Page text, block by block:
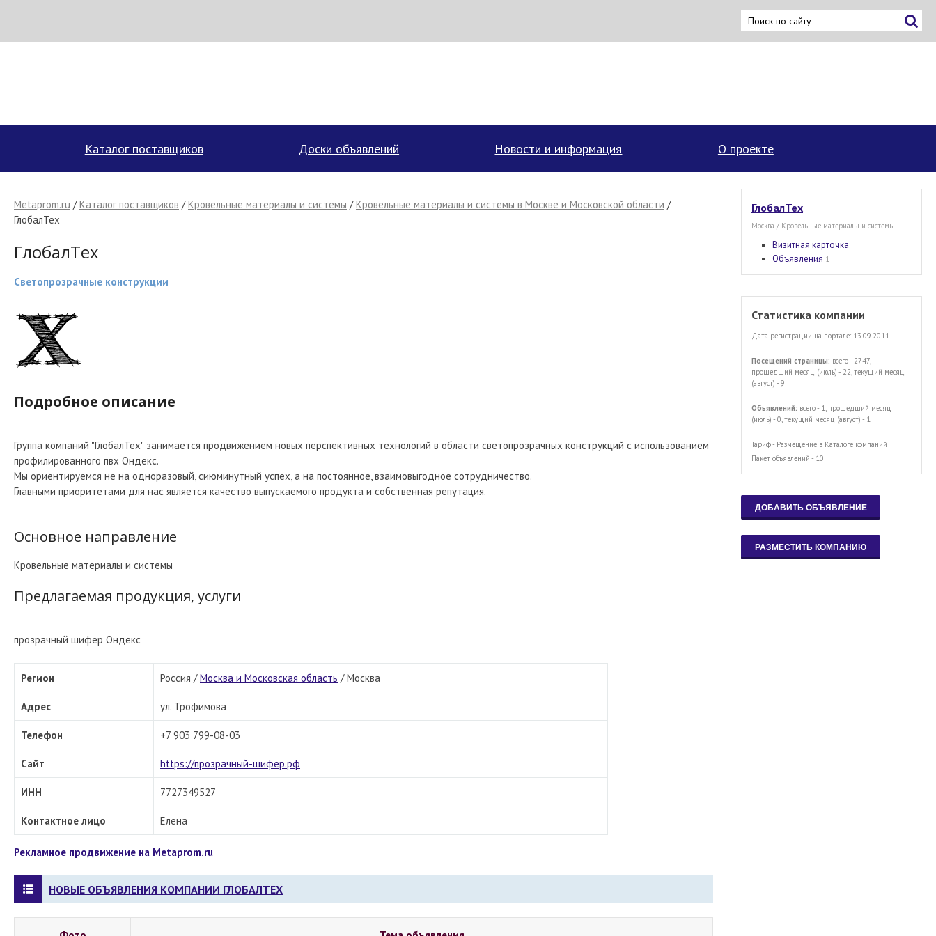
Каталог поставщиков Доски объявлений Новости и информация О проекте
Написать поставщику
Metaprom.ru /Каталог поставщиков /Кровельные материалы и системы /Кровельные материалы и системы в Москве и Московской области /
ГлобалТех
ГлобалТех
Светопрозрачные конструкции
Подробное описание
Группа компаний "ГлобалТех" занимается продвижением новых перспективных технологий в области светопрозрачных конструкций с использованием
профилированного пвх Ондекс.
Мы ориентируемся не на одноразовый, сиюминутный успех, а на постоянное, взаимовыгодное сотрудничество.
Главными приоритетами для нас является качество выпускаемого продукта и собственная репутация.
Основное направление
Кровельные материалы и системы
Предлагаемая продукция, услуги
прозрачный шифер Ондекс
Регион Россия /Москва и Московская область /Москва
Адрес ул. Трофимова
Телефон +7 903 799-08-03
Сайт https://прозрачный-шифер.рф
ИНН 7727349527
Контактное лицо Елена
Рекламное продвижение на Metaprom.ru
НОВЫЕ ОБЪЯВЛЕНИЯ КОМПАНИИ ГЛОБАЛТЕХ
ГлобалТех
Москва / Кровельные материалы и системы
Визитная карточка
Объявления 1
Статистика компании
Дата регистрации на портале: 13.09.2011
Посещений страницы: всего - 2747,
прошедший месяц (июль) - 22, текущий месяц
(август) - 9
Объявлений: всего - 1, прошедший месяц
(июль) - 0, текущий месяц (август) - 1
Тариф - Размещение в Каталоге компаний
Пакет объявлений - 10